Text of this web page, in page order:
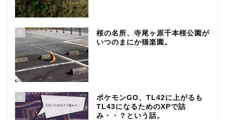
5
桜の名所、寺尾ヶ原千本桜公園が
いつのまにか猫楽園。
6
ポケモンGO、TL42に上がるも
TL43になるためのXPで詰
み・・？という話。